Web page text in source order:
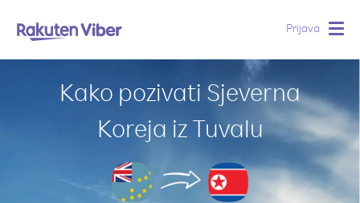
Prijava
Kako pozivati Sjeverna
Koreja iz Tuvalu